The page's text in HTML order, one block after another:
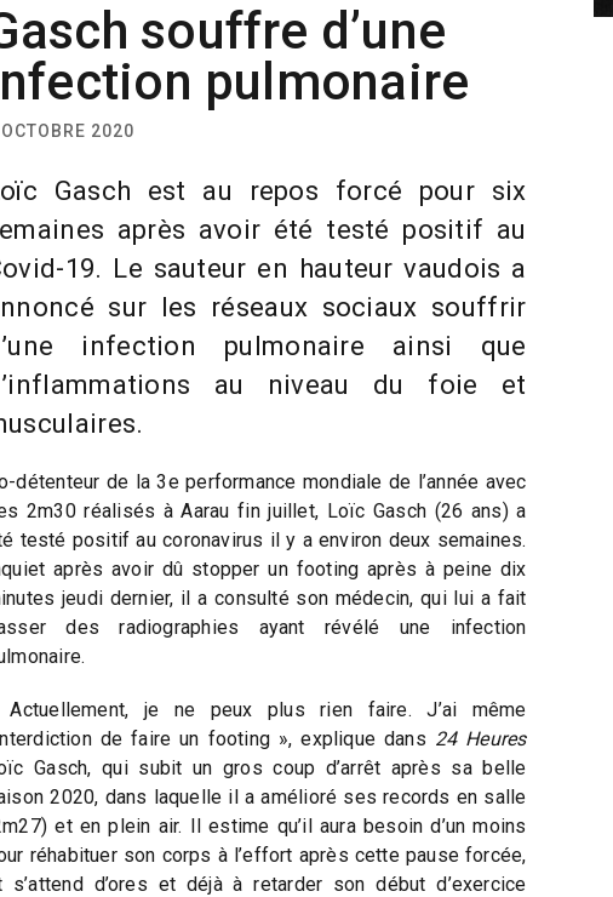
souffre d’une
pulmonaire
2020
Gasch est au repos forcé pour six
après avoir été testé positif au
19. Le sauteur en hauteur vaudois a
sur les réseaux sociaux souffrir
infection pulmonaire ainsi que
au niveau du foie et
détenteur de la 3e performance mondiale de l’année avec
2m30 réalisés à Aarau fin juillet, Loïc Gasch (26 ans) a
testé positif au coronavirus il y a environ deux semaines.
après avoir dû stopper un footing après à peine dix
jeudi dernier, il a consulté son médecin, qui lui a fait
des radiographies ayant révélé une infection
Actuellement, je ne peux plus rien faire. J’ai même
de faire un footing », explique dans 24 Heures
Gasch, qui subit un gros coup d’arrêt après sa belle
2020, dans laquelle il a amélioré ses records en salle
et en plein air. Il estime qu’il aura besoin d’un moins
réhabituer son corps à l’effort après cette pause forcée,
s’attend d’ores et déjà à retarder son début d’exercice